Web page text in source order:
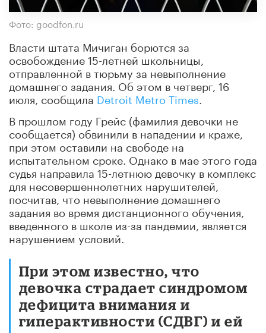
Фото: goodfon.ru
Власти штата Мичиган борются за
освобождение 15-летней школьницы,
отправленной в тюрьму за невыполнение
домашнего задания. Об этом в четверг, 16
июля, сообщила Detroit Metro Times
В прошлом году Грейс (фамилия девочки не
сообщается) обвинили в нападении и краже,
при этом оставили на свободе на
испытательном сроке. Однако в мае этого года
судья направила 15-летнюю девочку в комплекс
для несовершеннолетних нарушителей,
посчитав, что невыполнение домашнего
задания во время дистанционного обучения,
введенного в школе из-за пандемии, является
нарушением условий.
При этом известно, что
девочка страдает синдромом
дефицита внимания и
гиперактивности (СДВГ) и ей